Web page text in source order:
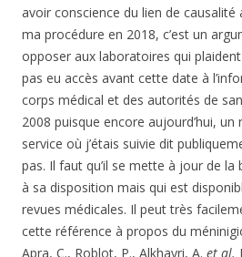
avoir conscience du lien de causalité
ma procédure en 2018, c’est un
opposer aux laboratoires qui plaident
pas eu accès avant cette date à
corps médical et des autorités de
2008 puisque encore aujourd’hui, un
service où j’étais suivie dit
pas. Il faut qu’il se mette à jour de la
à sa disposition mais qui est
revues médicales. Il peut très
cette référence à propos du
Apra, C., Roblot, P., Alkhayri, A. et al.